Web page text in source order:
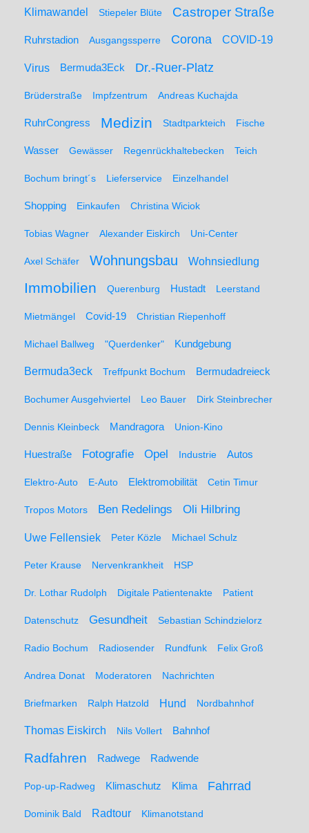
Klimawandel Stiepeler Blüte Castroper Straße
Ruhrstadion Ausgangssperre Corona COVID-19
Virus Bermuda3Eck Dr.-Ruer-Platz
Brüderstraße Impfzentrum Andreas Kuchajda
RuhrCongress Medizin Stadtparkteich Fische
Wasser Gewässer Regenrückhaltebecken Teich
Bochum bringt´s Lieferservice Einzelhandel
Shopping Einkaufen Christina Wiciok
Tobias Wagner Alexander Eiskirch Uni-Center
Axel Schäfer Wohnungsbau Wohnsiedlung
Immobilien Querenburg Hustadt Leerstand
Mietmängel Covid-19 Christian Riepenhoff
Michael Ballweg "Querdenker" Kundgebung
Bermuda3eck Treffpunkt Bochum Bermudadreieck
Bochumer Ausgehviertel Leo Bauer Dirk Steinbrecher
Dennis Kleinbeck Mandragora Union-Kino
Huestraße Fotografie Opel Industrie Autos
Elektro-Auto E-Auto Elektromobilität Cetin Timur
Tropos Motors Ben Redelings Oli Hilbring
Uwe Fellensiek Peter Közle Michael Schulz
Peter Krause Nervenkrankheit HSP
Dr. Lothar Rudolph Digitale Patientenakte Patient
Datenschutz Gesundheit Sebastian Schindzielorz
Radio Bochum Radiosender Rundfunk Felix Groß
Andrea Donat Moderatoren Nachrichten
Briefmarken Ralph Hatzold Hund Nordbahnhof
Thomas Eiskirch Nils Vollert Bahnhof
Radfahren Radwege Radwende
Pop-up-Radweg Klimaschutz Klima Fahrrad
Dominik Bald Radtour Klimanotstand